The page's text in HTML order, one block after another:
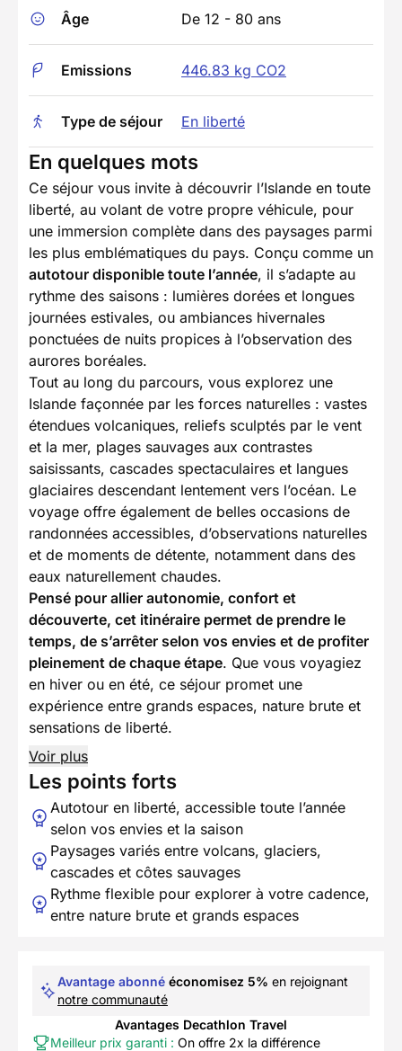
Âge De 12 - 80 ans
Emissions 446.83 kg CO2
Type de séjour En liberté
En quelques mots
Ce séjour vous invite à découvrir l’Islande en toute
liberté, au volant de votre propre véhicule, pour
une immersion complète dans des paysages parmi
les plus emblématiques du pays. Conçu comme un
autotour disponible toute l’année, il s’adapte au
rythme des saisons : lumières dorées et longues
journées estivales, ou ambiances hivernales
ponctuées de nuits propices à l’observation des
aurores boréales.
Tout au long du parcours, vous explorez une
Islande façonnée par les forces naturelles : vastes
étendues volcaniques, reliefs sculptés par le vent
et la mer, plages sauvages aux contrastes
saisissants, cascades spectaculaires et langues
glaciaires descendant lentement vers l’océan. Le
voyage offre également de belles occasions de
randonnées accessibles, d’observations naturelles
et de moments de détente, notamment dans des
eaux naturellement chaudes.
Pensé pour allier autonomie, confort et
découverte, cet itinéraire permet de prendre le
temps, de s’arrêter selon vos envies et de profiter
pleinement de chaque étape. Que vous voyagiez
en hiver ou en été, ce séjour promet une
expérience entre grands espaces, nature brute et
sensations de liberté.
Voir plus
Les points forts
Autotour en liberté, accessible toute l’année
selon vos envies et la saison
Paysages variés entre volcans, glaciers,
cascades et côtes sauvages
Rythme flexible pour explorer à votre cadence,
entre nature brute et grands espaces
Avantage abonné économisez 5% en rejoignant
notre communauté
Avantages Decathlon Travel
Meilleur prix garanti : On offre 2x la différence